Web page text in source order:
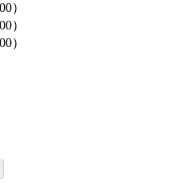
）
）
）